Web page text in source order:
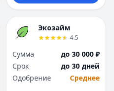
Экозайм
4.5
Сумма
до 30 000 ₽
Срок
до 30 дней
Одобрение
Среднее